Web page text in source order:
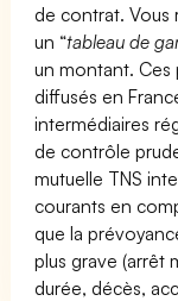
de contrat. Vous
un “tableau de
un montant. Ces
diffusés en
intermédiaires
de contrôle
mutuelle TNS
courants en
que la
plus grave (arrêt
durée, décès,